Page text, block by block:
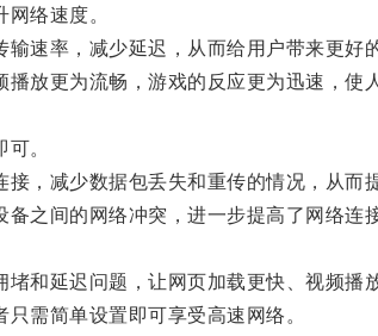
络速度。
率，减少延迟，从而给用户带来更好的
更为流畅，游戏的反应更为迅速，使
。
减少数据包丢失和重传的情况，从而
间的网络冲突，进一步提高了网络连接
延迟问题，让网页加载更快、视频播放
需简单设置即可享受高速网络。